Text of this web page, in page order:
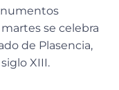
se celebra
de Plasencia,
XIII.